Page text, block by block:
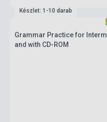
Készlet: 1-10 darab
Grammar Practice for
and with CD-ROM